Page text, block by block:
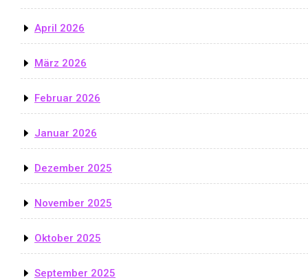
April 2026
März 2026
Februar 2026
Januar 2026
Dezember 2025
November 2025
Oktober 2025
September 2025